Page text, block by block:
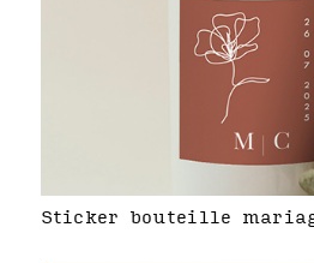
Sticker bouteille